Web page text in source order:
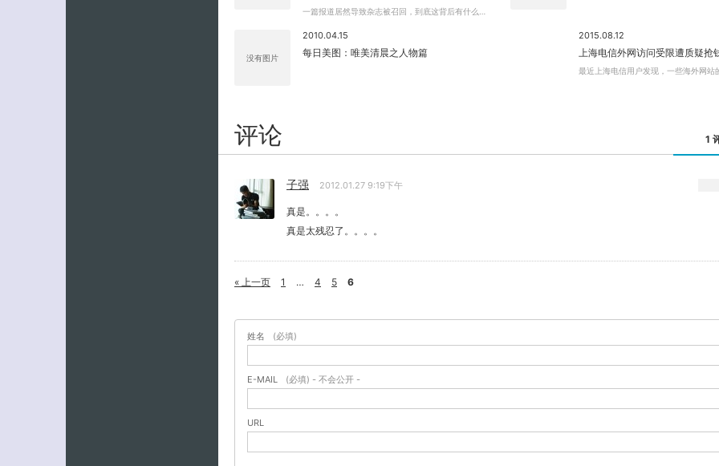
一篇报道居然导致杂志被召回，到底这背后有什么…
没有图片
2010.04.15
每日美图：唯美清晨之人物篇
2015.08.12
上海电信外网访问受限遭质疑抢
最近上海电信用户发现，一些海外网站
评论 1
子强 2012.01.27 9:19下午
真是。。。。
真是太残忍了。。。。
« 上一页 1 … 4 5 6
姓名 (必填)
E-MAIL (必填) - 不会公开 -
URL